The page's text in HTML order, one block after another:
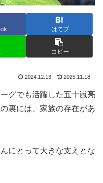
はてブ
コピー
2024.12.13 2025.11.18
グでも活躍した五十嵐亮
裏には、家族の存在があ
にとって大きな支えとな